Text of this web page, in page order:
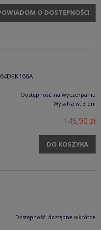
O DOSTĘPNOŚCI
Dostępność: na wyczerpaniu
Wysyłka w: 3 dni
145,90 zł
DO KOSZYKA
Dostępność: dostępne wkrótce